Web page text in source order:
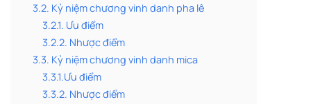
3.2. Kỷ niệm chương vinh danh pha lê
3.2.1. Ưu điểm
3.2.2. Nhược điểm
3.3. Kỷ niệm chương vinh danh mica
3.3.1.Ưu điểm
3.3.2. Nhược điểm